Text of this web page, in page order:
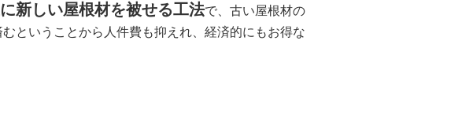
新しい屋根材を被せる工法で、古い屋根材の
ということから人件費も抑えれ、経済的にもお得な